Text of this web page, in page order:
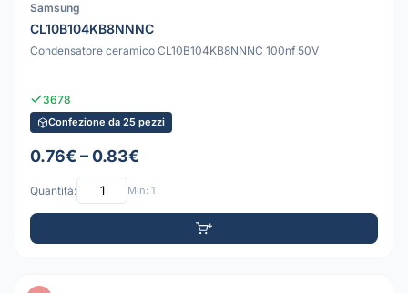
Samsung
CL10B104KB8NNNC
Condensatore ceramico CL10B104KB8NNNC 100nf 50V
3678
Confezione da 25 pezzi
0.76€ – 0.83€
Quantità: Min: 1